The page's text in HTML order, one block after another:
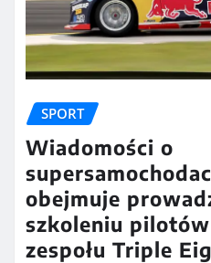
SPORT
Wiadomości o
obejmuje
szkoleniu
zespołu Triple